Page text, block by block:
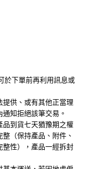
於下單前再利用訊息或
供、或有其他正當理
知拒絕該筆交易。
到貨七天猶豫期之權
（保持產品、附件、
性），產品一經拆封